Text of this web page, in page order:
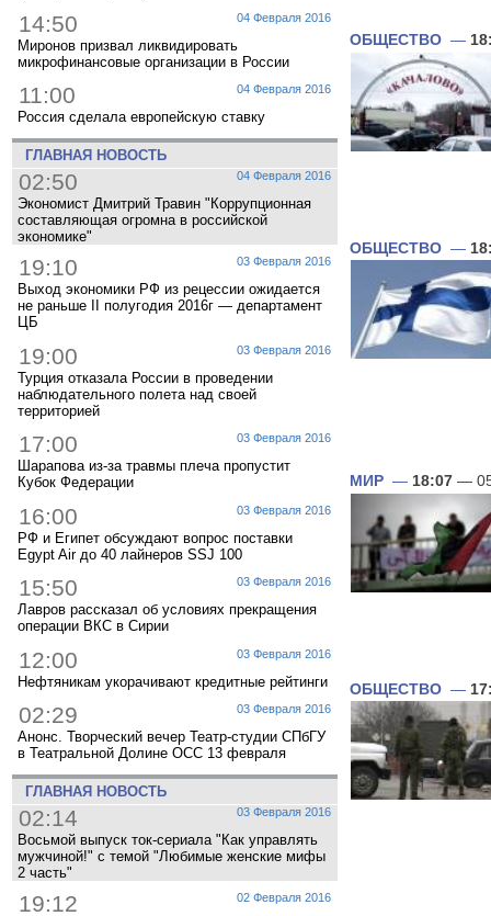
04 Февраля 2016
14:50
Миронов призвал ликвидировать
микрофинансовые организации в России
04 Февраля 2016
11:00
Россия сделала европейскую ставку
ГЛАВНАЯ НОВОСТЬ
04 Февраля 2016
02:50
Экономист Дмитрий Травин "Коррупционная
составляющая огромна в российской
экономике"
03 Февраля 2016
19:10
Выход экономики РФ из рецессии ожидается
не раньше II полугодия 2016г — департамент
ЦБ
03 Февраля 2016
19:00
Турция отказала России в проведении
наблюдательного полета над своей
территорией
03 Февраля 2016
17:00
Шарапова из-за травмы плеча пропустит
Кубок Федерации
03 Февраля 2016
16:00
РФ и Египет обсуждают вопрос поставки
Egypt Air до 40 лайнеров SSJ 100
03 Февраля 2016
15:50
Лавров рассказал об условиях прекращения
операции ВКС в Сирии
03 Февраля 2016
12:00
Нефтяникам укорачивают кредитные рейтинги
03 Февраля 2016
02:29
Анонс. Творческий вечер Театр-студии СПбГУ
в Театральной Долине ОСС 13 февраля
ГЛАВНАЯ НОВОСТЬ
03 Февраля 2016
02:14
Восьмой выпуск ток-сериала "Как управлять
мужчиной!" с темой "Любимые женские мифы
2 часть"
02 Февраля 2016
19:12
ОБЩЕСТВО —
ОБЩЕСТВО —
МИР — 18:07 —
ОБЩЕСТВО —